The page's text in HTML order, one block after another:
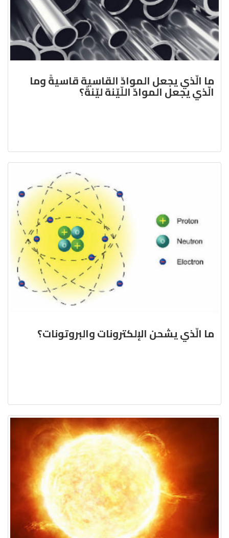
ما الّذي يجعل الموادّ القاسية قاسيةً وما
الّذي يجعل الموادّ اللّيّنة ليّنةً؟
ما الّذي يشحن الإلكترونات والبروتونات؟